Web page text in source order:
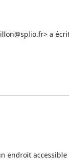
a
endroit